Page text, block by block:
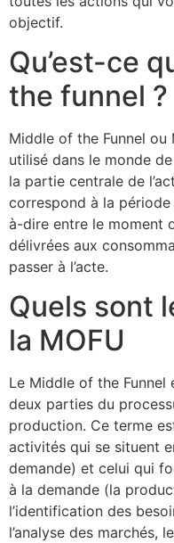
objectif.
Qu’est-ce
the funnel ?
Middle of the Funnel ou
utilisé dans le monde
la partie centrale de
correspond à la période
à-dire entre le moment
délivrées aux
passer à l’acte.
Quels sont
la MOFU
Le Middle of the Funnel
deux parties du
production. Ce terme
activités qui se situent
demande) et celui qui
à la demande (la
l’identification des
l’analyse des marchés,